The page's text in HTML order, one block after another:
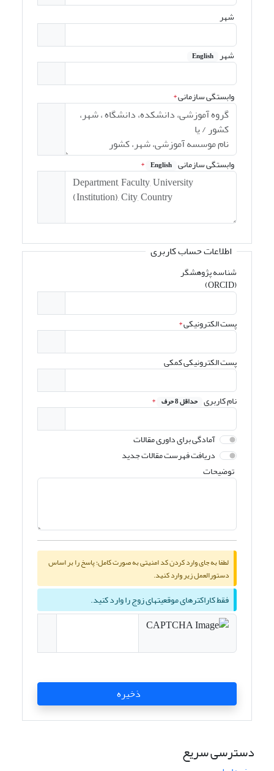
شهر
شهر English
وابستگی سازمانی*
وابستگی سازمانی English
*
اطلاعات حساب کاربری
شناسه پژوهشگر
(ORCID)
پست الکترونیکی*
پست الکترونیکی کمکی
نام کاربری حداقل 8 حرف *
آمادگی برای داوری مقالات
دریافت فهرست مقالات جدید
توضیحات
لطفا به جای وارد کردن کد امنیتی به صورت کامل؛ پاسخ را بر اساس
دستورالعمل زیر وارد کنید.
فقط کاراکترهای موقعیتهای زوج را وارد کنید.
ذخیره
دسترسی سریع